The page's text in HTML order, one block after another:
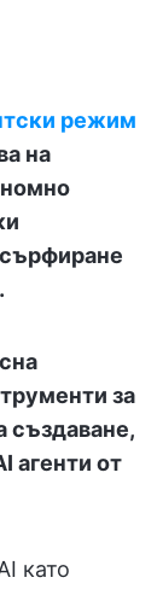
режим
на
за
създаване,
агенти от
като